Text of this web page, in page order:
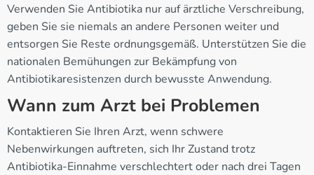
Verwenden Sie Antibiotika nur auf ärztliche Verschreibung,
geben Sie sie niemals an andere Personen weiter und
entsorgen Sie Reste ordnungsgemäß. Unterstützen Sie die
nationalen Bemühungen zur Bekämpfung von
Antibiotikaresistenzen durch bewusste Anwendung.
Wann zum Arzt bei Problemen
Kontaktieren Sie Ihren Arzt, wenn schwere
Nebenwirkungen auftreten, sich Ihr Zustand trotz
Antibiotika-Einnahme verschlechtert oder nach drei Tagen